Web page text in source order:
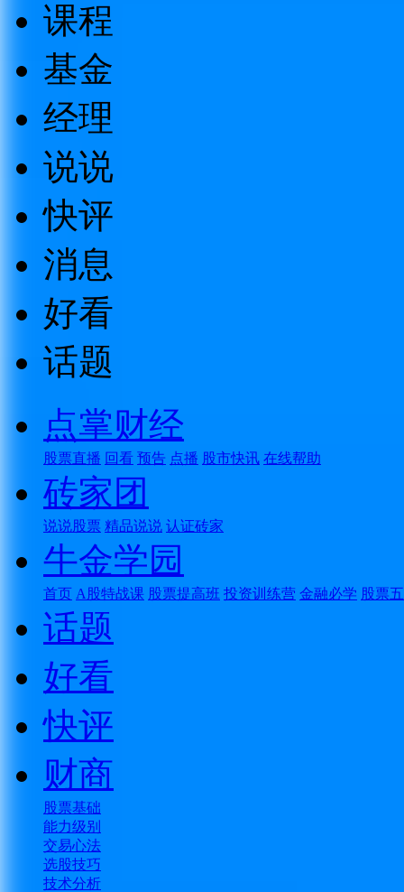
课程
基金
经理
说说
快评
消息
好看
话题
点掌财经
股票直播 回看 预告 点播 股市快讯 在线帮助
砖家团
说说股票 精品说说 认证砖家
牛金学园
首页 A股特战课 股票提高班 投资训练营 金融必学 股票
话题
好看
快评
财商
股票基础
能力级别
交易心法
选股技巧
技术分析